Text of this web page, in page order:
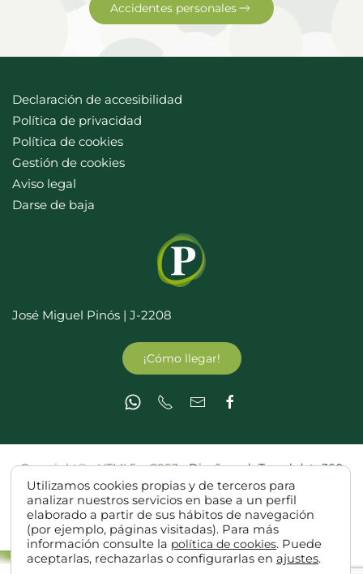
Accidentes personales
Declaración de accesibilidad
Política de privacidad
Política de cookies
Gestión de cookies
Aviso legal
Darse de baja
José Miguel Pinós | J-2208
¡Cómo llegar!
Copyright© - HTML5 y CSS3 -Diseño web Teruel dato360
Utilizamos cookies propias y de terceros para
analizar nuestros servicios en base a un perfil
elaborado a partir de sus hábitos de navegación
(por ejemplo, páginas visitadas). Para más
información consulte la política de cookies. Puede
aceptarlas, rechazarlas o configurarlas en ajustes.